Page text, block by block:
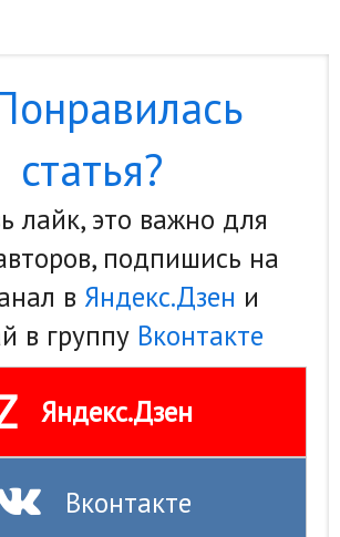
статья?
лайк, это важно для
подпишись на
в Яндекс.Дзен и
в группу Вконтакте
Яндекс.Дзен
Вконтакте